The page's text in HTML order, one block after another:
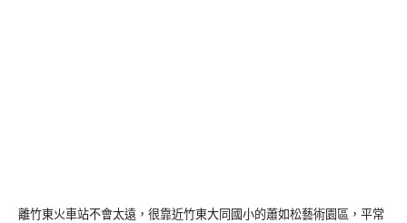
離竹東火車站不會太遠，很靠近竹東大同國小的蕭如松藝術園區，平常